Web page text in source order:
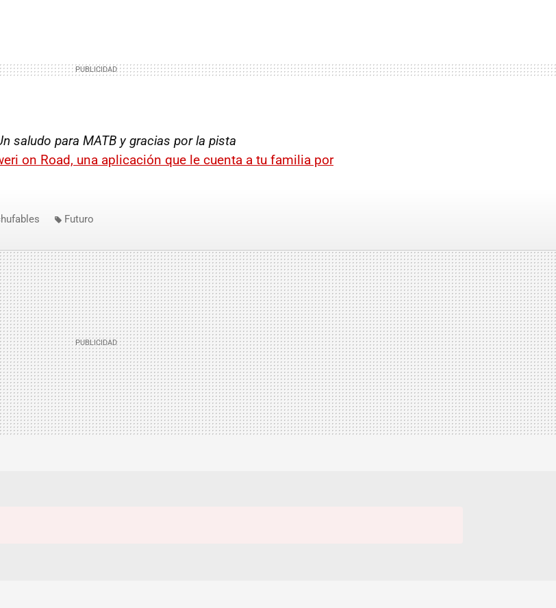
saludo para MATB y gracias por la pista
on Road, una aplicación que le cuenta a tu familia por
Futuro